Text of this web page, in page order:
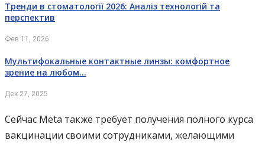
Тренди в стоматології 2026: Аналіз технологій та
перспектив
Фев 11, 2026
Мультифокальные контактные линзы: комфортное
зрение на любом…
Дек 27, 2025
Сейчас Meta также требует получения полного курса
вакцинации своими сотрудниками, желающими